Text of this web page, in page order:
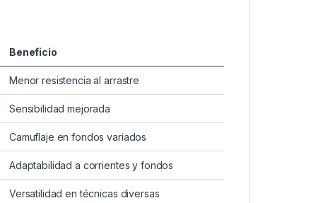
Beneficio
Menor resistencia al arrastre
Sensibilidad mejorada
Camuflaje en fondos variados
Adaptabilidad a corrientes y fondos
Versatilidad en técnicas diversas